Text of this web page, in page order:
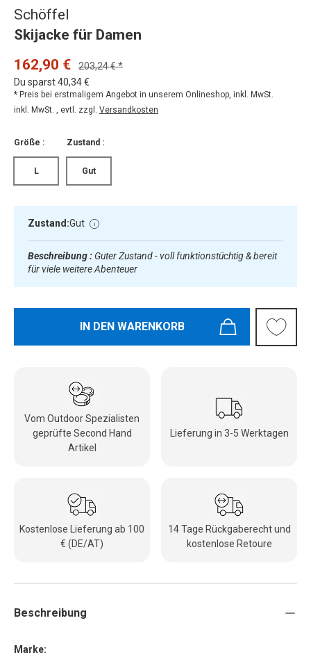
Schöffel
Skijacke für Damen
162,90 €
203,24 € *
Du sparst 40,34 €
* Preis bei erstmaligem Angebot in unserem Onlineshop, inkl. MwSt.
inkl. MwSt. , evtl. zzgl. Versandkosten
Größe :
L
Zustand :
Gut
Zustand:Gut
Beschreibung : Guter Zustand - voll funktionstüchtig & bereit
für viele weitere Abenteuer
IN DEN WARENKORB
Vom Outdoor Spezialisten
geprüfte Second Hand
Artikel
Lieferung in 3-5 Werktagen
Kostenlose Lieferung ab 100
€ (DE/AT)
14 Tage Rückgaberecht und
kostenlose Retoure
Beschreibung
Marke: